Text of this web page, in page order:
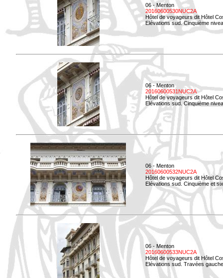
06 - Menton
20160600530NUC2A
Hôtel de voyageurs dit Hôtel
Elévations sud. Cinquième
06 - Menton
20160600531NUC2A
Hôtel de voyageurs dit Hôtel
Elévations sud. Cinquième
06 - Menton
20160600532NUC2A
Hôtel de voyageurs dit Hôtel
Elévations sud. Cinquième et
06 - Menton
20160600533NUC2A
Hôtel de voyageurs dit Hôtel
Elévations sud. Travées